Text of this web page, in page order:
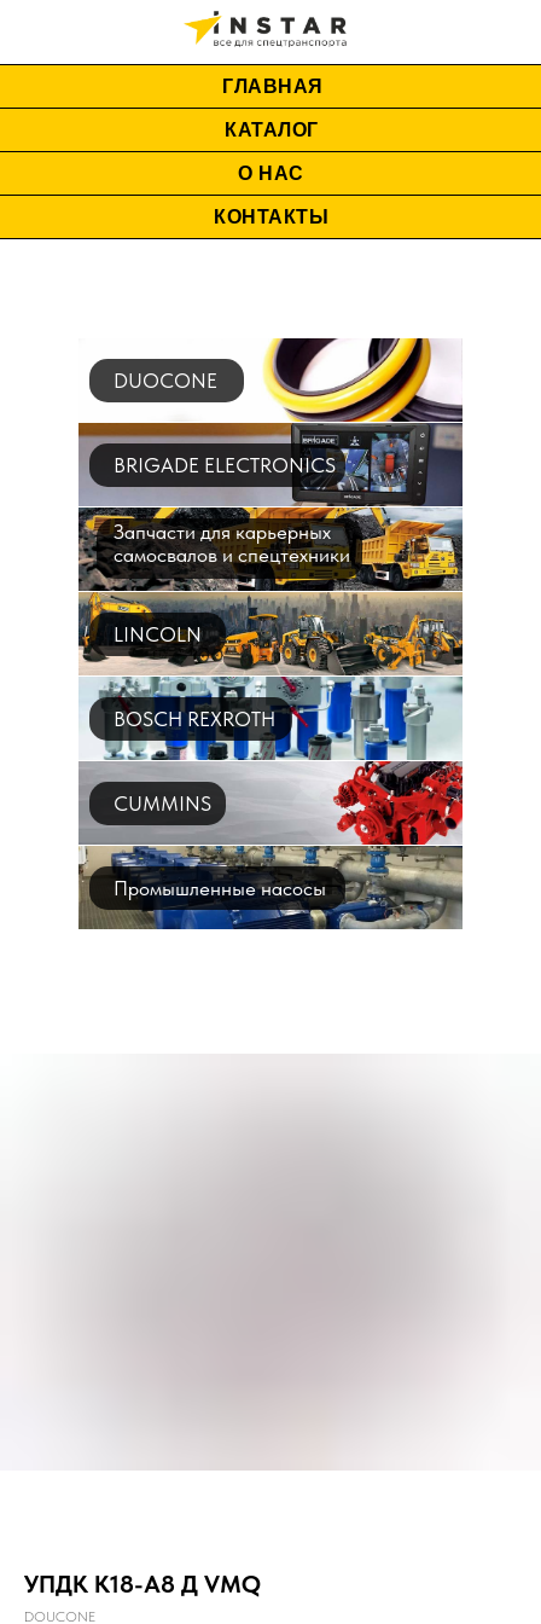
ГЛАВНАЯ
КАТАЛОГ
О НАС
КОНТАКТЫ
DUOCONE
BRIGADE ELECTRONICS
Запчасти для карьерных
самосвалов и спецтехники
LINCOLN
BOSCH REXROTH
CUMMINS
Промышленные насосы
УПДК К18-А8 Д VMQ
DOUCONE